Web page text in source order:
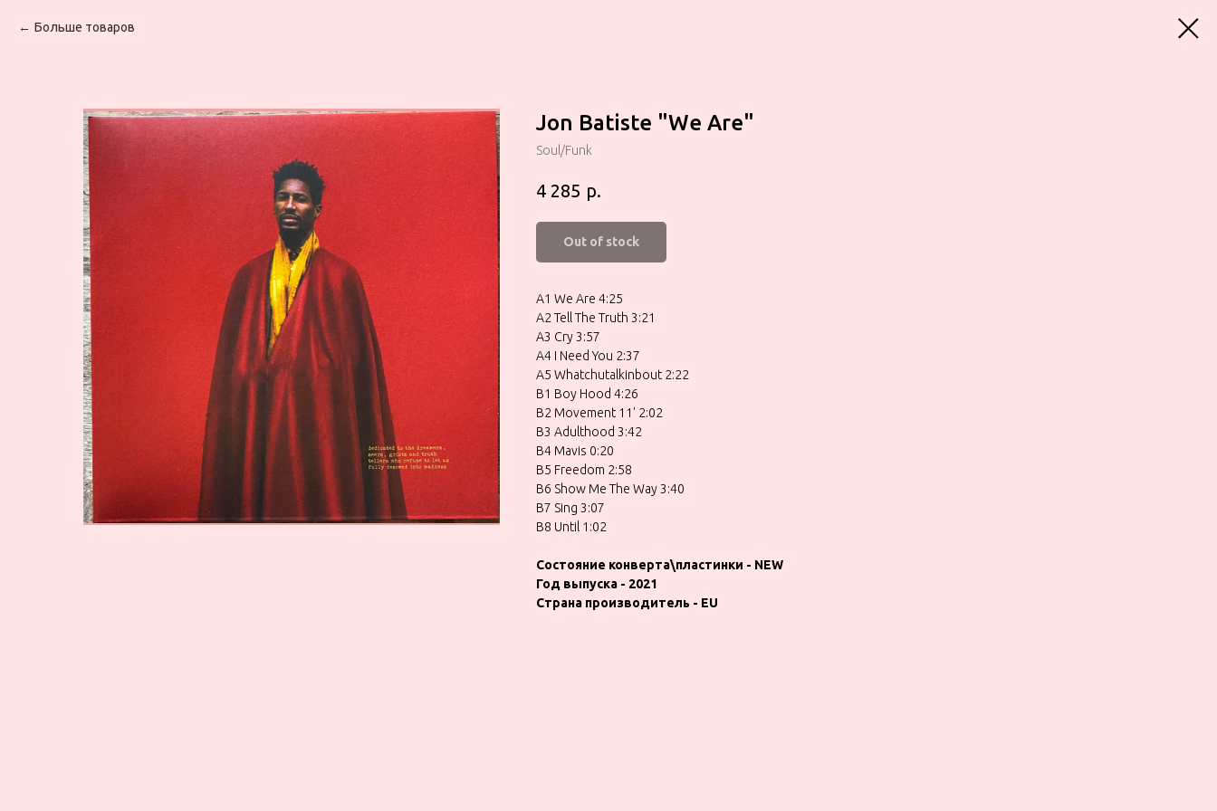
Больше товаров
Jon Batiste "We Are"
Soul/Funk
4 285 р.
Out of stock
A1 We Are 4:25
A2 Tell The Truth 3:21
A3 Cry 3:57
A4 I Need You 2:37
A5 Whatchutalkinbout 2:22
B1 Boy Hood 4:26
B2 Movement 11' 2:02
B3 Adulthood 3:42
B4 Mavis 0:20
B5 Freedom 2:58
B6 Show Me The Way 3:40
B7 Sing 3:07
B8 Until 1:02
Состояние конверта\пластинки - NEW
Год выпуска - 2021
Страна производитель - EU